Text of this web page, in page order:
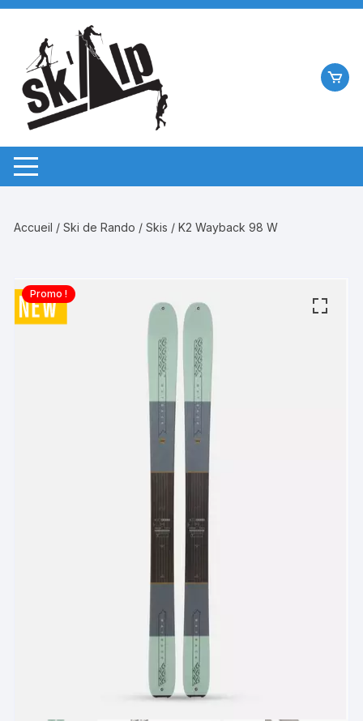
Aller
contenu
Accueil /Ski de Rando /Skis / K2 Wayback 98 W
Promo !